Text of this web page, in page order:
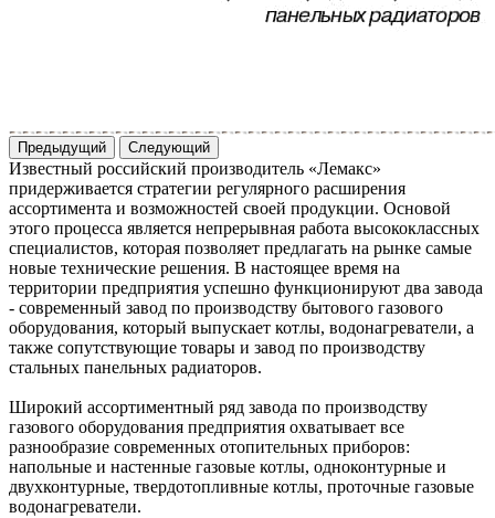
Предыдущий Следующий
Известный российский производитель «Лемакс»
придерживается стратегии регулярного расширения
ассортимента и возможностей своей продукции. Основой
этого процесса является непрерывная работа высококлассных
специалистов, которая позволяет предлагать на рынке самые
новые технические решения. В настоящее время на
территории предприятия успешно функционируют два завода
- современный завод по производству бытового газового
оборудования, который выпускает котлы, водонагреватели, а
также сопутствующие товары и завод по производству
стальных панельных радиаторов.
Широкий ассортиментный ряд завода по производству
газового оборудования предприятия охватывает все
разнообразие современных отопительных приборов:
напольные и настенные газовые котлы, одноконтурные и
двухконтурные, твердотопливные котлы, проточные газовые
водонагреватели.